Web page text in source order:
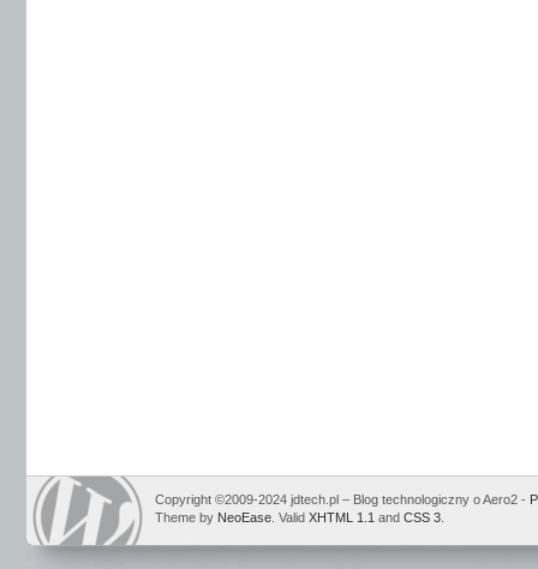
Copyright ©2009-2024 jdtech.pl – Blog technologiczny o Aero2 -
Theme by NeoEase . Valid XHTML 1.1 and CSS 3